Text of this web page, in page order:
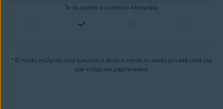
Te da acceso a contenido bloqueado
* El modo incógnito solo funciona si abres o cierras tu sesión privada cada vez
que visitas una página nueva.